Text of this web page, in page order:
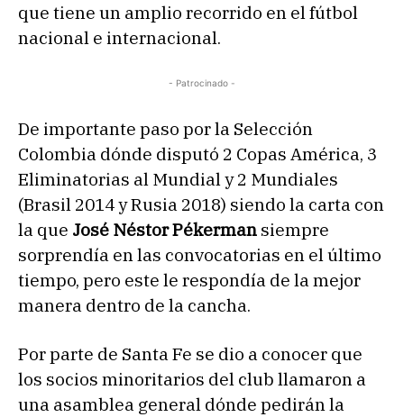
que tiene un amplio recorrido en el fútbol
nacional e internacional.
- Patrocinado -
De importante paso por la Selección
Colombia dónde disputó 2 Copas América, 3
Eliminatorias al Mundial y 2 Mundiales
(Brasil 2014 y Rusia 2018) siendo la carta con
la que José Néstor Pékerman siempre
sorprendía en las convocatorias en el último
tiempo, pero este le respondía de la mejor
manera dentro de la cancha.
Por parte de Santa Fe se dio a conocer que
los socios minoritarios del club llamaron a
una asamblea general dónde pedirán la